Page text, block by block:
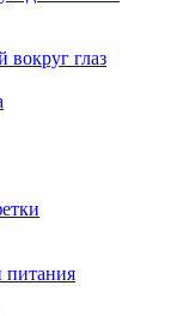
вокруг глаз
питания